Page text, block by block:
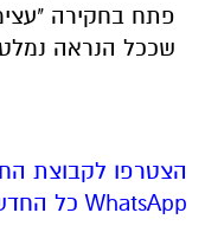
פתח בחקירה
שככל הנראה
הצטרפו לקבוצת
WhatsApp כל החדשות לחצו כאן